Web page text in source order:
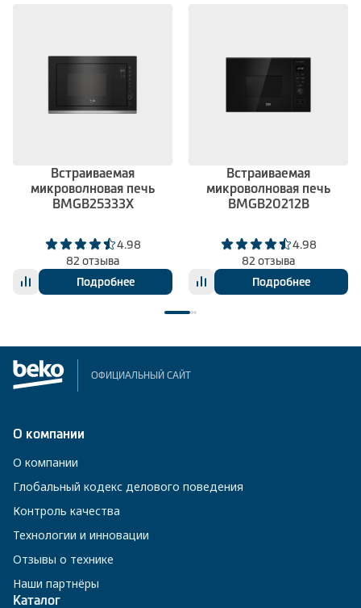
Встраиваемая
микроволновая печь
BMGB25333X
4.98
82 отзыва
Подробнее
Встраиваемая
микроволновая печь
BMGB20212B
4.98
82 отзыва
Подробнее
ОФИЦИАЛЬНЫЙ САЙТ
О компании
О компании
Глобальный кодекс делового поведения
Контроль качества
Технологии и инновации
Отзывы о технике
Наши партнёры
Каталог